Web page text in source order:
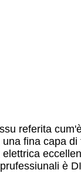
referita
fina capa
è